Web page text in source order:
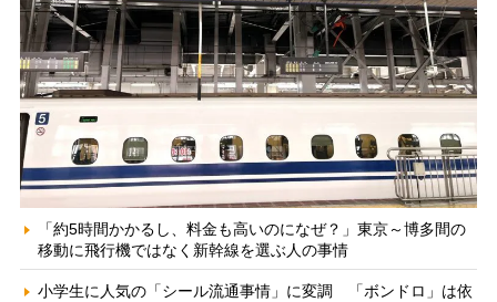
「約5時間かかるし、料金も高いのになぜ？」東京～博多間の
移動に飛行機ではなく新幹線を選ぶ人の事情
小学生に人気の「シール流通事情」に変調 「ボンドロ」は依